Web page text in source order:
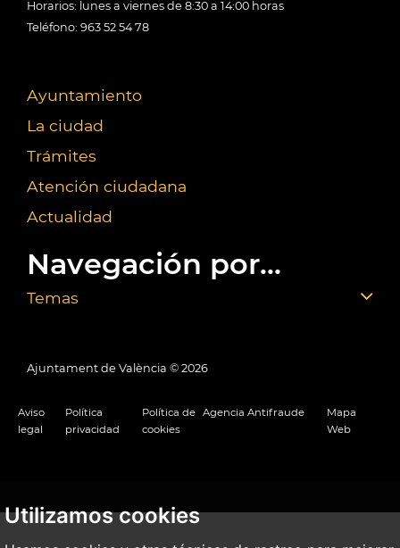
Utilizamos cookies
Horarios: lunes a viernes de 8:30 a 14:00 horas
Teléfono: 963 52 54 78
Ayuntamiento
La ciudad
Trámites
Atención ciudadana
Actualidad
Navegación por...
Temas
Ajuntament de València © 2026
Aviso
legal
Política
privacidad
Política de
cookies
Agencia Antifraude
Mapa
Web